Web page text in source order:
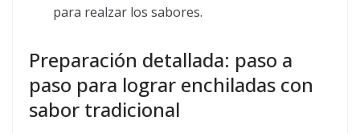
para realzar los sabores.
Preparación detallada: paso a
paso para lograr enchiladas con
sabor tradicional